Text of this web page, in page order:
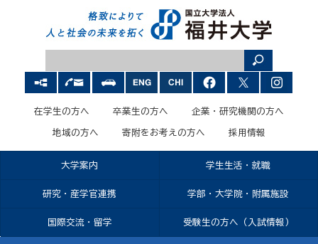
在学生の方へ 卒業生の方へ 企業・研究機関の方へ
地域の方へ 寄附をお考えの方へ 採用情報
大学案内 学生生活・就職
研究・産学官連携 学部・大学院・附属施設
国際交流・留学 受験生の方へ（入試情報）